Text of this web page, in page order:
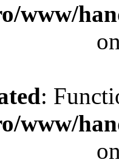
www/
:
www/